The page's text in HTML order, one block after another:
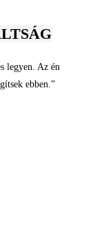
legyen. Az én
ebben.”